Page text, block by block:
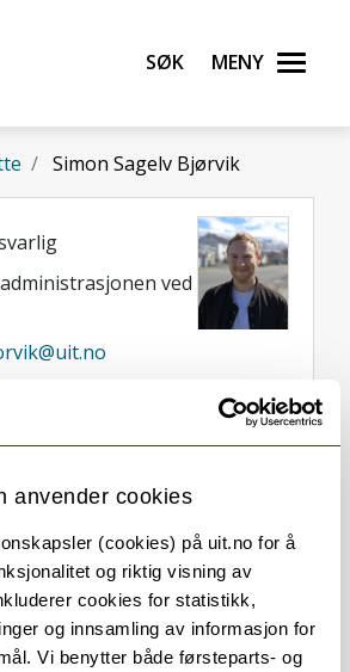
anvender cookies
(cookies) på uit.no for å
og riktig visning av
cookies for statistikk,
og innsamling av informasjon for
Vi benytter både førsteparts- og
universitet
Søk Meny
Simon Sagelv Bjørvik
ved
og undervisning